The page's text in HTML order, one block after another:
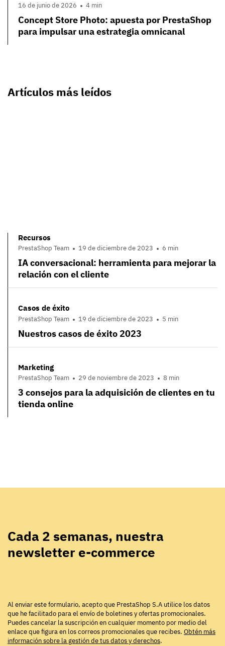
16 de junio de 2026 4 min
Concept Store Photo: apuesta por PrestaShop
para impulsar una estrategia omnicanal
Artículos más leídos
Recursos
PrestaShop Team 19 de diciembre de 2023 6 min
IA conversacional: herramienta para mejorar la
relación con el cliente
Casos de éxito
PrestaShop Team 19 de diciembre de 2023 5 min
Nuestros casos de éxito 2023
Marketing
PrestaShop Team 29 de noviembre de 2023 8 min
3 consejos para la adquisición de clientes en tu
tienda online
Cada 2 semanas, nuestra
newsletter e-commerce
Al enviar este formulario, acepto que PrestaShop S.A utilice los datos
que he facilitado para el envío de boletines y ofertas promocionales.
Puedes cancelar la suscripción en cualquier momento por medio del
enlace que figura en los correos promocionales que recibes. Obtén más
información sobre la gestión de tus datos y derechos.